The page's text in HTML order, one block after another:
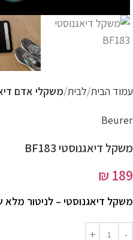
עמוד הבית לבית משקלי אדם
Beurer
משקל דיאגנוסטי BF183
₪ 189
משקל דיאגנוסטי – לניטור מלא